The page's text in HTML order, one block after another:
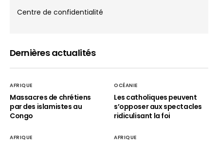
Centre de confidentialité
Dernières actualités
AFRIQUE
Massacres de chrétiens
par des islamistes au
Congo
OCÉANIE
Les catholiques peuvent
s’opposer aux spectacles
ridiculisant la foi
AFRIQUE AFRIQUE